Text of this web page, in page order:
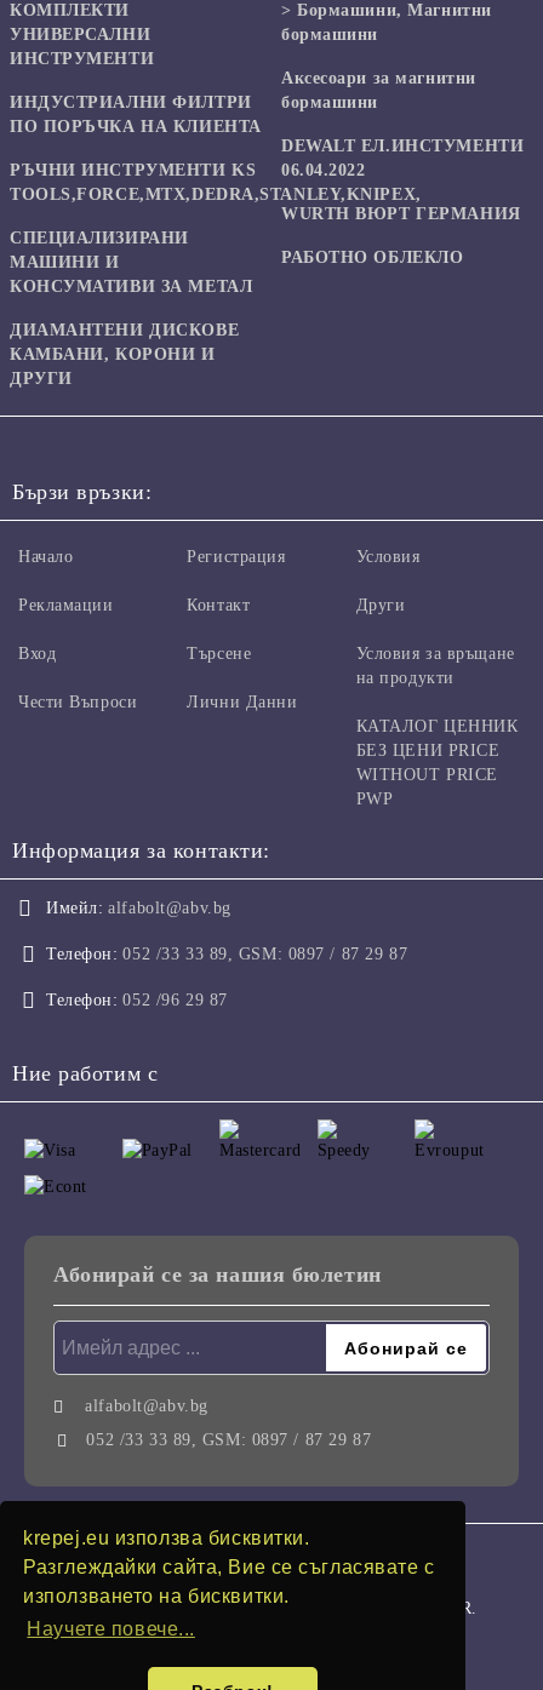
krepej.eu използва бисквитки.
Разглеждайки сайта, Вие се съгласявате с
използването на бисквитки.
Научете повече...
КОМПЛЕКТИ
УНИВЕРСАЛНИ
ИНСТРУМЕНТИ
ИНДУСТРИАЛНИ ФИЛТРИ
ПО ПОРЪЧКА НА КЛИЕНТА
РЪЧНИ ИНСТРУМЕНТИ KS
TOOLS,FORCE,MTX,DEDRA,STANLEY,KNIPEX,
СПЕЦИАЛИЗИРАНИ
МАШИНИ И
КОНСУМАТИВИ ЗА МЕТАЛ
ДИАМАНТЕНИ ДИСКОВЕ
КАМБАНИ, КОРОНИ И
ДРУГИ
> Бормашини, Магнитни
бормашини
Аксесоари за магнитни
бормашини
DEWALT ЕЛ.ИНСТУМЕНТИ
06.04.2022
WURTH ВЮРТ ГЕРМАНИЯ
РАБОТНО ОБЛЕКЛО
Бързи връзки:
Начало
Рекламации
Вход
Чести Въпроси
Регистрация
Контакт
Търсене
Лични Данни
Условия
Други
Условия за връщане
на продукти
КАТАЛОГ ЦЕННИК
БЕЗ ЦЕНИ PRICE
WITHOUT PRICE
PWP
Информация за контакти:
Имейл: alfabolt@abv.bg
Телефон: 052 /33 33 89, GSM: 0897 / 87 29 87
Телефон: 052 /96 29 87
Ние работим с
Абонирай се за нашия бюлетин
alfabolt@abv.bg
052 /33 33 89, GSM: 0897 / 87 29 87
Нашият онлайн магазин е 100% съобразен с GDPR.